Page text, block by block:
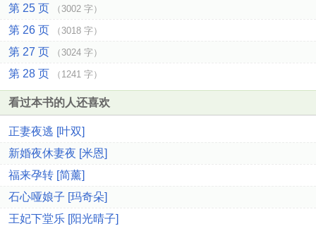
第 25 页 （3002 字）
第 26 页 （3018 字）
第 27 页 （3024 字）
第 28 页 （1241 字）
看过本书的人还喜欢
正妻夜逃 [叶双]
新婚夜休妻夜 [米恩]
福来孕转 [简薰]
石心哑娘子 [玛奇朵]
王妃下堂乐 [阳光晴子]